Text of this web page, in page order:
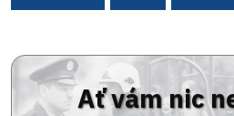
Ať vám nic